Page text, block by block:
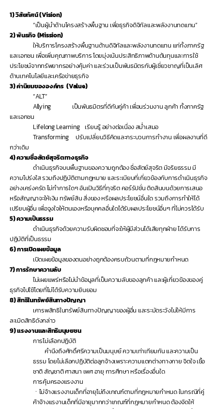
1)วิสัยทัศน์ (Vision)
“เป็นผู้นำด้านโครงสร้างพื้นฐาน เพื่อธุรกิจดิจิทัลและพลังงานทดแทน”
2)พันธกิจ (Mission)
ให้บริการโครงสร้างพื้นฐานด้านดิจิทัลและพลังงานทดแทน แก่ทั้งภาครัฐ
และเอกชน เพื่อเพิ่มคุณภาพบริการ โดยมุ่งเน้นประสิทธิภาพด้านต้นทุนและการใช้
ประโยชน์จากทรัพยากรอย่างคุ้มค่า และร่วมเป็นพันธมิตรกับผู้เชี่ยวชาญที่เป็นเลิศ
ด้านเทคโนโลยีและเครือข่ายธุรกิจ
3)ค่านิยมขององค์กร  (Value)
“ALT”
Allying
เป็นพันธมิตรที่ดีกับคู่ค้า เพื่อนร่วมงาน ลูกค้า ทั้งภาครัฐ
และเอกชน
Lifelong Learning เรียนรู้ อย่างต่อเนื่อง สม่ำเสมอ
Transforming
ปรับเปลี่ยนวิธีคิดและกระบวนการทำงาน เพื่อผลงานที่ดี
กว่าเดิม
4)ความซื่อสัตย์สุจริตทางธุรกิจ
ดำเนินธุรกิจบนพื้นฐานของความถูกต้อง ชื่อสัตย์สุจริต มีจริยธรรม มี
ความโปร่งใส รวมถึงปฏิบัติตามกฎหมาย และระเบียบที่เกี่ยวข้องกับการดำเนินธุรกิจ
อย่างเคร่งครัด ไม่ทำการใดๆ อันเปินวิธีที่ทุจริต คอร์รัปชั่น ติดสินบนด้วยการเสนอ
หรือสัญญาจะให้เงิน ทรัพย์สิน สิ่งของ หรือผลประโยชน์อื่นใด รวมถึงการทำให้ได้
เปรียบผู้อื่น เพื่อจูงใจให้ตนเองหรือบุคคลอื่นใดได้รับผลประโยชน์อื่นๆ ที่ไม่ควรได้รับ
5)ความเป็นธรรม
ดำเนินธุรกิจด้วยความรับผิดชอบที่จะให้ผู้มีส่วนได้เสียทุกฝ่าย ได้รับการ
ปฏิบัติที่เป็นธรรม
6)การเปิดเผยข้อมูล
เปิดเผยข้อมูลของตนอย่างถูกต้องครบถ้วนตามที่กฎหมายกำหนด
7)การรักษาความลับ
ไม่เผยแพร่หรือไม่นำข้อมูลที่เป็นความลับของลูกค้า และผู้เกี่ยวข้องของคู่
ธุรกิจไปใช้โดยที่ไม่ได้รับความยินยอม
8)สิทธิในทรัพย์สินทางปัญญา
เคารพสิทธิในทรัพย์สินทางปัญญาของผู้อื่น และระมัดระวังไม่ให้มีการ
ละเมิดสิทธิดังกล่าว
9)แรงงานและสิทธิมนุษยชน
การไม่เลือกปฏิบัติ
คำนึงถึงศักดิ์ศรีความเป็นมนุษย์ ความเท่าเทียมกัน และความเป็น
ธรรม โดยไม่เลือกปฏิบัติต่อลูกจ้างเพราะความแตกต่างทางกาย จิตใจ เชื้อ
ชาติ สัญชาติ ศาสนา เพศ อายุ การศึกษา หรือเรื่องอื่นใด
การคุ้มครองแรงงาน
ㆍไม่จ้างแรงงานเด็กที่อายุไม่ถึงเกณฑ์ตามที่กฎหมายกำหนด ในกรณีที่คู่
ค้าจ้างแรงานเด็กที่มีอายุมากกว่าเกณฑ์ที่กฎหมายกำหนด ต้องจัดให้